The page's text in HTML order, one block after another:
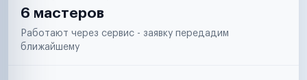
6 мастеров
Работают через сервис - заявку передадим
ближайшему